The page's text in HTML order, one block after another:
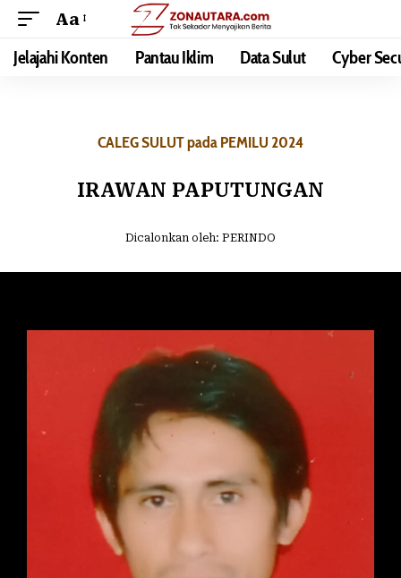
Aa
Jelajahi Konten Pantau Iklim Data Sulut Cyber
CALEG SULUT pada PEMILU 2024
IRAWAN PAPUTUNGAN
Dicalonkan oleh: PERINDO